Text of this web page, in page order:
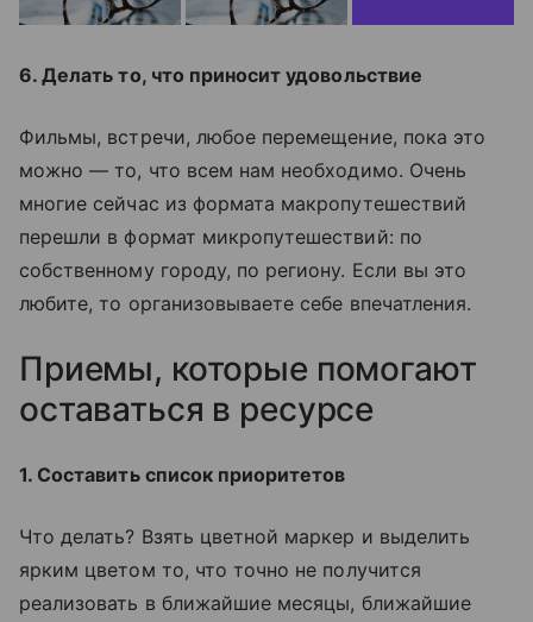
6. Делать то, что приносит удовольствие
Фильмы, встречи, любое перемещение, пока это
можно — то, что всем нам необходимо. Очень
многие сейчас из формата макропутешествий
перешли в формат микропутешествий: по
собственному городу, по региону. Если вы это
любите, то организовываете себе впечатления.
Приемы, которые помогают
оставаться в ресурсе
1. Составить список приоритетов
Что делать? Взять цветной маркер и выделить
ярким цветом то, что точно не получится
реализовать в ближайшие месяцы, ближайшие